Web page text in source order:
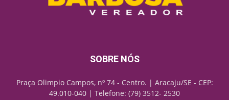
SOBRE NÓS
Praça Olimpio Campos, nº 74 - Centro. | Aracaju/SE - CEP:
49.010-040 | Telefone: (79) 3512- 2530